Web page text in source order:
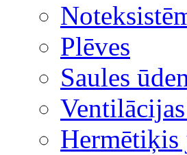
Plēves
Saules
Hermētiķis